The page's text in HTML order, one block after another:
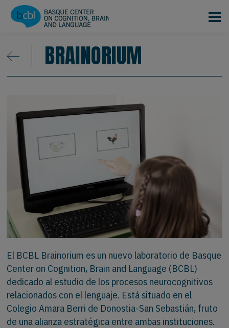
Pasar al contenido principal
BRAINORIUM
El BCBL Brainorium es un nuevo laboratorio de Basque
Center on Cognition, Brain and Language (BCBL)
dedicado al estudio de los procesos neurocognitivos
relacionados con el lenguaje. Está situado en el
Colegio Amara Berri de Donostia-San Sebastián, fruto
de una alianza estratégica entre ambas instituciones.